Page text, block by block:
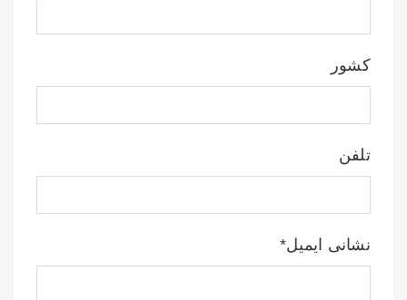
کشور
تلفن
نشانی ایمیل*